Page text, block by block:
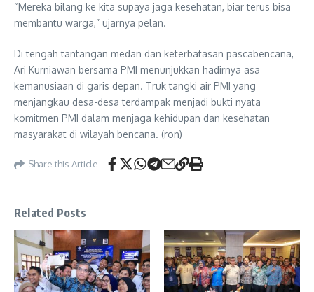
“Mereka bilang ke kita supaya jaga kesehatan, biar terus bisa
membantu warga,” ujarnya pelan.
Di tengah tantangan medan dan keterbatasan pascabencana,
Ari Kurniawan bersama PMI menunjukkan hadirnya asa
kemanusiaan di garis depan. Truk tangki air PMI yang
menjangkau desa-desa terdampak menjadi bukti nyata
komitmen PMI dalam menjaga kehidupan dan kesehatan
masyarakat di wilayah bencana. (ron)
Share this Article
Related Posts